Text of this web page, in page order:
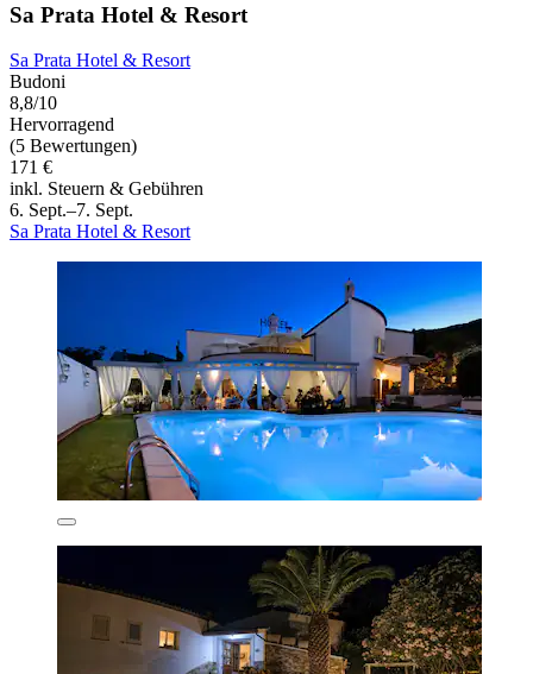
Sa Prata Hotel & Resort
Sa Prata Hotel & Resort
Budoni
8,8/10
Hervorragend
(5 Bewertungen)
171 €
inkl. Steuern & Gebühren
6. Sept.–7. Sept.
Sa Prata Hotel & Resort